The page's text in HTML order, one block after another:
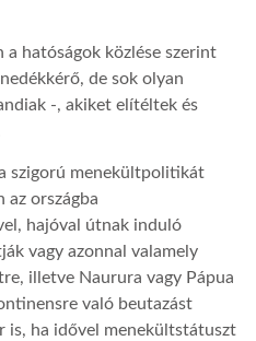
hatóságok közlése szerint
de sok olyan
-, akiket elítéltek és
szigorú menekültpolitikát
országba
hajóval útnak induló
vagy azonnal valamely
illetve Naurura vagy Pápua
való beutazást
is, ha idővel menekültstátuszt